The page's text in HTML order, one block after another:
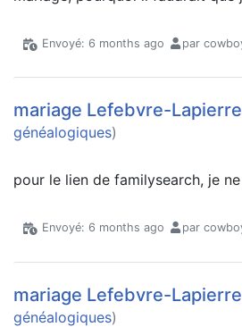
Envoyé: 6 months ago par
mariage Lefebvre-Lapierre
généalogiques)
pour le lien de familysearch, je
Envoyé: 6 months ago par
mariage Lefebvre-Lapierre
généalogiques)